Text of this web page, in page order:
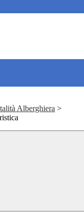
Alberghiera >